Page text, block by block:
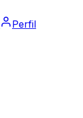
Perfil